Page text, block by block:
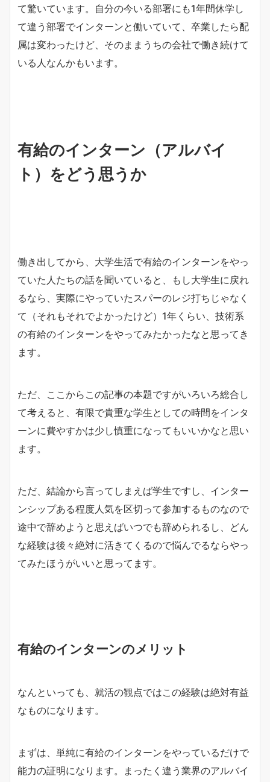
て驚いています。自分の今いる部署にも1年間休学し
て違う部署でインターンと働いていて、卒業したら配
属は変わったけど、そのままうちの会社で働き続けて
いる人なんかもいます。
有給のインターン（アルバイ
ト）をどう思うか
働き出してから、大学生活で有給のインターンをやっ
ていた人たちの話を聞いていると、もし大学生に戻れ
るなら、実際にやっていたスパーのレジ打ちじゃなく
て（それもそれでよかったけど）1年くらい、技術系
の有給のインターンをやってみたかったなと思ってき
ます。
ただ、ここからこの記事の本題ですがいろいろ総合し
て考えると、有限で貴重な学生としての時間をインタ
ーンに費やすかは少し慎重になってもいいかなと思い
ます。
ただ、結論から言ってしまえば学生ですし、インター
ンシップある程度人気を区切って参加するものなので
途中で辞めようと思えばいつでも辞められるし、どん
な経験は後々絶対に活きてくるので悩んでるならやっ
てみたほうがいいと思ってます。
有給のインターンのメリット
なんといっても、就活の観点ではこの経験は絶対有益
なものになります。
まずは、単純に有給のインターンをやっているだけで
能力の証明になります。まったく違う業界のアルバイ